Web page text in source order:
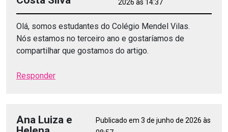
2026 às 14:37
Olá, somos estudantes do Colégio Mendel Vilas.
Nós estamos no terceiro ano e gostaríamos de
compartilhar que gostamos do artigo.
Responder
Ana Luiza e
Publicado em 3 de junho de 2026 às